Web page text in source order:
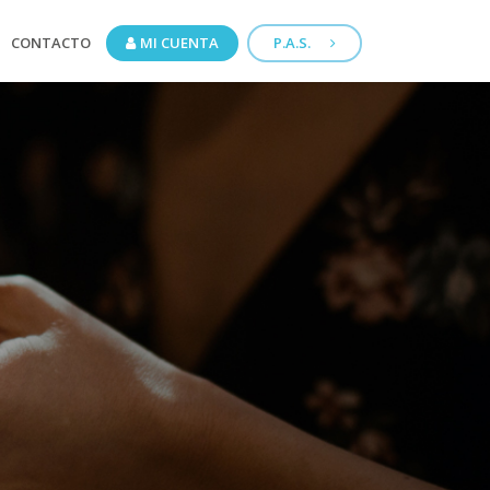
CONTACTO MI CUENTA P.A.S.